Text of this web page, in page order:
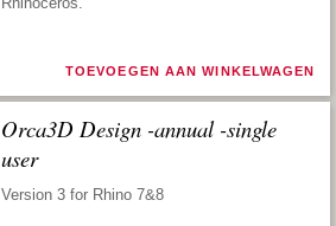
TOEVOEGEN AAN WINKELWAGEN
Orca3D Design -annual -single
user
Version 3 for Rhino 7&8